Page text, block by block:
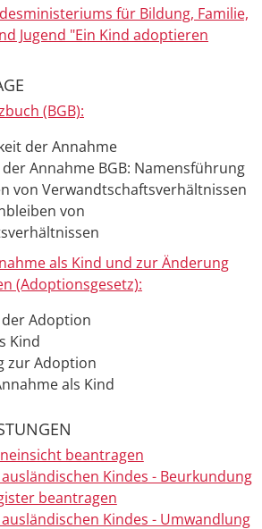
für Bildung, Familie,
Jugend "Ein Kind adoptieren
(BGB):
der Annahme
Annahme BGB: Namensführung
von Verwandtschaftsverhältnissen
von
als Kind und zur Änderung
(Adoptionsgesetz):
Adoption
Kind
zur Adoption
als Kind
beantragen
Kindes - Beurkundung
beantragen
Kindes - Umwandlung